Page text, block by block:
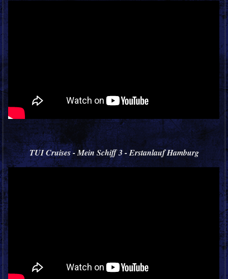
TUI Cruises - Mein Schiff 3 - Erstanlauf Hamburg